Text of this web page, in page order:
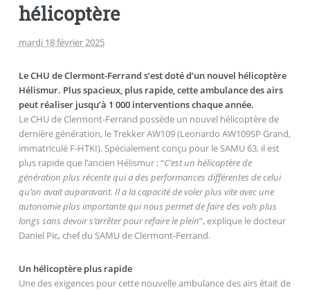
hélicoptère
mardi 18 février 2025
Le CHU de Clermont-Ferrand s’est doté d’un nouvel hélicoptère
Hélismur. Plus spacieux, plus rapide, cette ambulance des airs
peut réaliser jusqu’à 1 000 interventions chaque année.
Le CHU de Clermont-Ferrand possède un nouvel hélicoptère de
dernière génération, le Trekker AW109 (Leonardo AW109SP Grand,
immatriculé F-HTKI). Spécialement conçu pour le SAMU 63, il est
plus rapide que l’ancien Hélismur : “C’est un hélicoptère de
génération plus récente qui a des performances différentes de celui
qu’on avait auparavant. Il a la capacité de voler plus vite avec une
autonomie plus importante qui nous permet de faire des vols plus
longs sans devoir s’arrêter pour refaire le plein”, explique le docteur
Daniel Pic, chef du SAMU de Clermont-Ferrand.
Un hélicoptère plus rapide
Une des exigences pour cette nouvelle ambulance des airs était de